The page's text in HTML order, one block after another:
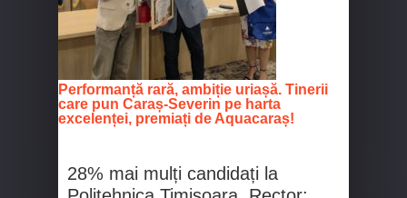
Performanță rară, ambiție uriașă. Tinerii
care pun Caraș‑Severin pe harta
excelenței, premiați de Aquacaraș!
28% mai mulți candidați la